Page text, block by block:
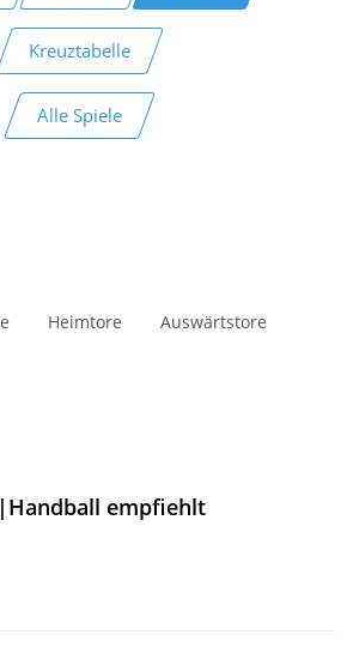
Kreuztabelle
Alle Spiele
Heimtore Auswärtstore
empfiehlt